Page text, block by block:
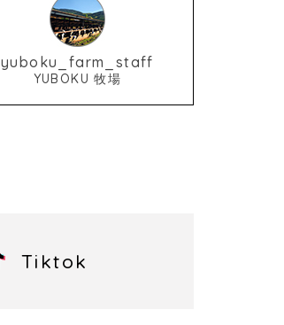
yuboku_farm_staff
YUBOKU 牧場
Tiktok